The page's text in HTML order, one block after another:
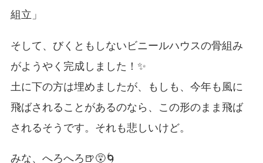
そして、びくともしないビニールハウスの骨組み
がようやく完成しました！✨
土に下の方は埋めましたが、もしも、今年も風に
飛ばされることがあるのなら、この形のまま飛ば
されるそうです。それも悲しいけど。
みな、へろへろ🍺😵🌀